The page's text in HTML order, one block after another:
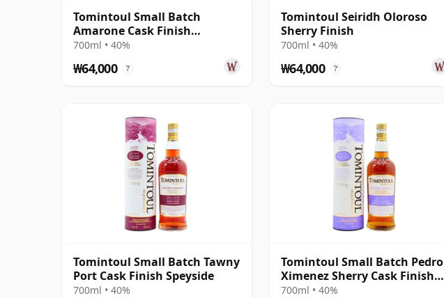
Tomintoul Small Batch
Amarone Cask Finish
Speyside Single Ma
700ml • 40%
₩64,000 ?
Tomintoul Seiridh Oloroso
Sherry Finish
700ml • 40%
₩64,000 ?
Tomintoul Small Batch Tawny
Port Cask Finish Speyside
700ml • 40%
Tomintoul Small Batch Pedro
Ximenez Sherry Cask Finish
Speys
700ml • 40%